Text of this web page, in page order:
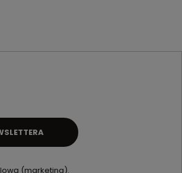
(marketing).